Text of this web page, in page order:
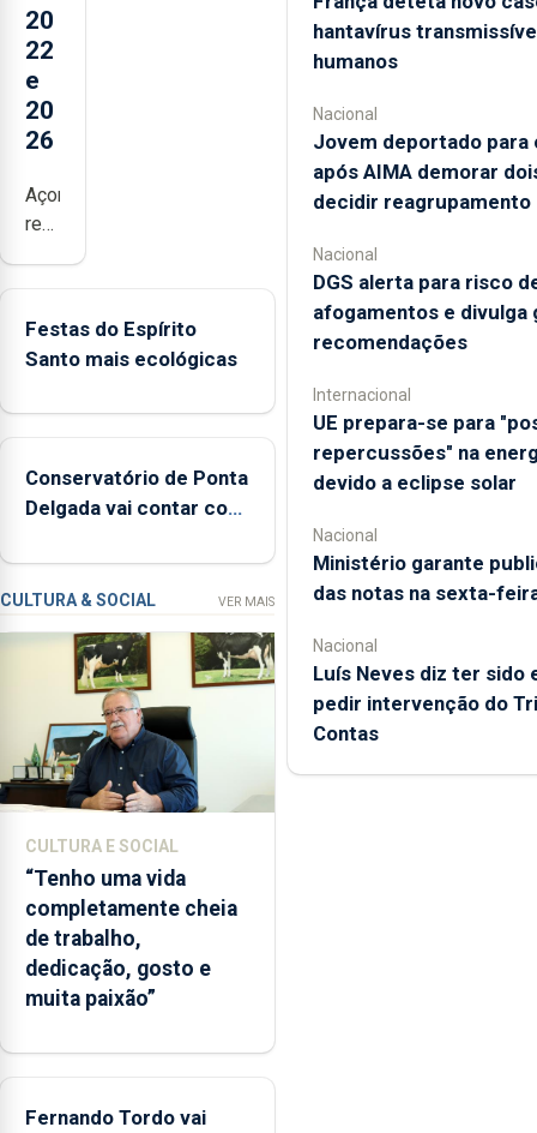
20
22
e
20
26
Açores
registaram
ocorrências
e
inspeções
relacionadas
a
apanha
ilegal
2022
e
2026.
ilha
das
Flores
apresenta
um
“decréscimo
da
entre
Festas do Espírito
Santo mais ecológicas
Conservatório de Ponta
Delgada vai contar com
CULTURA & SOCIAL VER MAIS
CULTURA E SOCIAL
“Tenho uma vida
completamente cheia
de trabalho,
dedicação, gosto e
muita paixão”
Fernando Tordo vai
hantavírus
humanos
Nacional
Jovem deportado para
após AIMA demorar
decidir reagrupamento
Nacional
DGS alerta para risco
afogamentos e divulga
recomendações
Internacional
UE prepara-se para
repercussões" na
devido a eclipse solar
Nacional
Ministério garante
das notas na sexta-
Nacional
Luís Neves diz ter sido
pedir intervenção do
Contas